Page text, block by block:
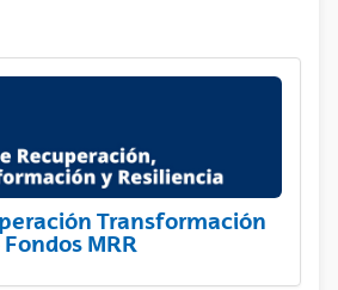
Transformación
MRR